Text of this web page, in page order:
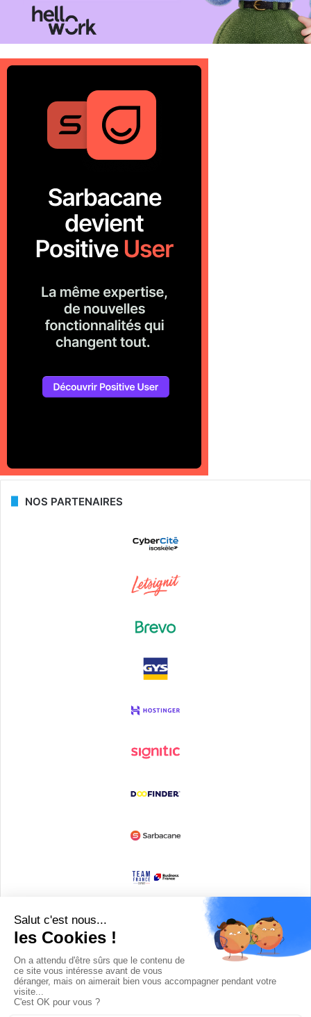
NOS PARTENAIRES
Devenir partenaire